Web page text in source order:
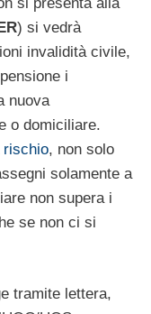
) si vedrà
invalidità civile,
i
nuova
o domiciliare.
rischio, non solo
solamente a
non supera i
se non ci si
tramite lettera,